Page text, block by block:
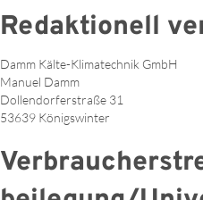
Redaktionell
Damm Kälte-Klimatechnik GmbH
Manuel Damm
Dollendorferstraße 31
53639 Königswinter